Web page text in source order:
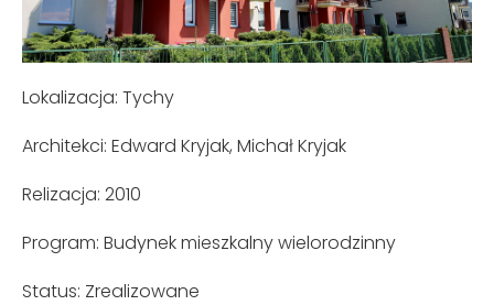
Lokalizacja: Tychy
Architekci: Edward Kryjak, Michał Kryjak
Relizacja: 2010
Program: Budynek mieszkalny wielorodzinny
Status: Zrealizowane